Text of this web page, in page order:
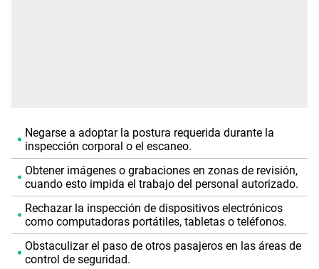
Negarse a adoptar la postura requerida durante la
inspección corporal o el escaneo.
Obtener imágenes o grabaciones en zonas de revisión,
cuando esto impida el trabajo del personal autorizado.
Rechazar la inspección de dispositivos electrónicos
como computadoras portátiles, tabletas o teléfonos.
Obstaculizar el paso de otros pasajeros en las áreas de
control de seguridad.